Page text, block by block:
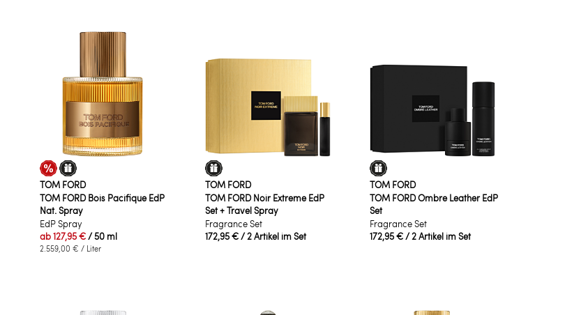
TOM FORD
TOM FORD Bois Pacifique EdP
Nat. Spray
EdP Spray
ab127,95 €/ 50 ml
2.559,00 € / Liter
TOM FORD
TOM FORD Noir Extreme EdP
Set + Travel Spray
Fragrance Set
172,95 €/ 2 Artikel im Set
TOM FORD
TOM FORD Ombre Leather EdP
Set
Fragrance Set
172,95 €/ 2 Artikel im Set